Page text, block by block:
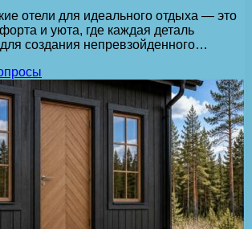
отели для идеального отдыха — это
и уюта, где каждая деталь
создания непревзойденного…